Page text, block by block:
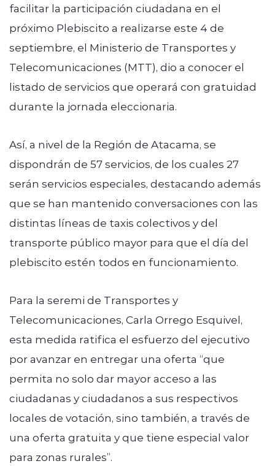
facilitar la participación ciudadana en el
próximo Plebiscito a realizarse este 4 de
septiembre, el Ministerio de Transportes y
Telecomunicaciones (MTT), dio a conocer el
listado de servicios que operará con gratuidad
durante la jornada eleccionaria.
Así, a nivel de la Región de Atacama, se
dispondrán de 57 servicios, de los cuales 27
serán servicios especiales, destacando además
que se han mantenido conversaciones con las
distintas líneas de taxis colectivos y del
transporte público mayor para que el día del
plebiscito estén todos en funcionamiento.
Para la seremi de Transportes y
Telecomunicaciones, Carla Orrego Esquivel,
esta medida ratifica el esfuerzo del ejecutivo
por avanzar en entregar una oferta “que
permita no solo dar mayor acceso a las
ciudadanas y ciudadanos a sus respectivos
locales de votación, sino también, a través de
una oferta gratuita y que tiene especial valor
para zonas rurales”.